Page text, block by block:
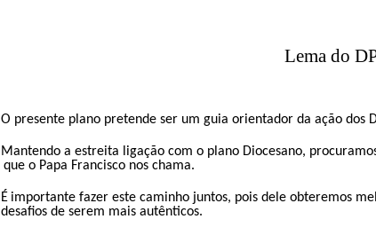
Lema do
O presente plano pretende ser um guia orientador da ação dos
Mantendo a estreita ligação com o plano Diocesano,
que o Papa Francisco nos chama.
É​​ importante fazer este caminho juntos, pois dele obteremos
desafios de serem mais autênticos.